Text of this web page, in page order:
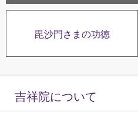
毘沙門さまの功徳
吉祥院について